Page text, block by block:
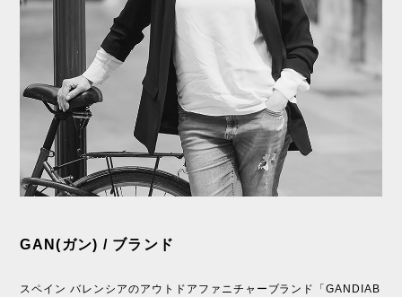
GAN(ガン) / ブランド
スペイン バレンシアのアウトドアファニチャーブランド「GANDIAB